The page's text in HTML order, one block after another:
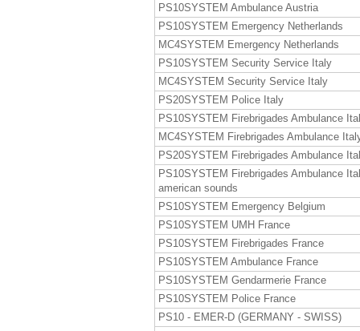
PS10SYSTEM Ambulance Austria
PS10SYSTEM Emergency Netherlands
MC4SYSTEM Emergency Netherlands
PS10SYSTEM Security Service Italy
MC4SYSTEM Security Service Italy
PS20SYSTEM Police Italy
PS10SYSTEM Firebrigades Ambulance
MC4SYSTEM Firebrigades Ambulance
PS20SYSTEM Firebrigades Ambulance
PS10SYSTEM Firebrigades Ambulance
american sounds
PS10SYSTEM Emergency Belgium
PS10SYSTEM UMH France
PS10SYSTEM Firebrigades France
PS10SYSTEM Ambulance France
PS10SYSTEM Gendarmerie France
PS10SYSTEM Police France
PS10 - EMER-D (GERMANY - SWISS)